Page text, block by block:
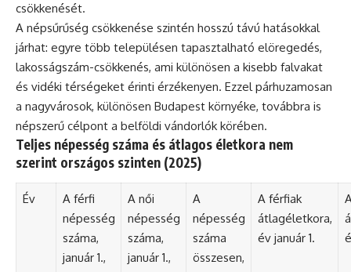
csökkenését.
A népsűrűség csökkenése szintén hosszú távú hatásokkal
járhat: egyre több településen tapasztalható elöregedés,
lakosságszám-csökkenés, ami különösen a kisebb falvakat
és vidéki térségeket érinti érzékenyen. Ezzel párhuzamosan
a nagyvárosok, különösen Budapest környéke, továbbra is
népszerű célpont a belföldi vándorlók körében.
Teljes népesség száma és átlagos életkora nem
szerint országos szinten (2025)
Év
A férfi
népesség
száma,
január 1.,
A női
népesség
száma,
január 1.,
A
népesség
száma
összesen,
A férfiak
átlagéletkora,
év január 1.